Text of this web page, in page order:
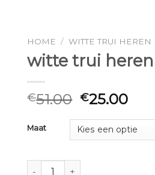
HOME / WITTE TRUI HEREN
witte trui heren
€51.00 €25.00
Maat
witte trui heren aantal